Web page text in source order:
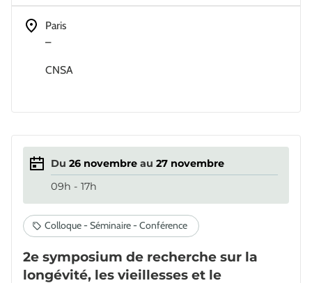
Adresse
Paris
–
CNSA
2e symposium de recherche sur la
longévité, les vieillesses et le
Du 26 novembre au 27 novembre
09h - 17h